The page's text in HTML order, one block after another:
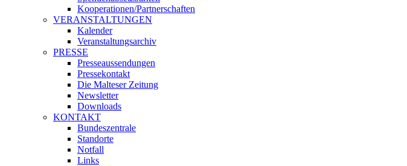
Kooperationen/Partnerschaften
VERANSTALTUNGEN
Kalender
Veranstaltungsarchiv
PRESSE
Presseaussendungen
Pressekontakt
Die Malteser Zeitung
Newsletter
Downloads
KONTAKT
Bundeszentrale
Standorte
Notfall
Links